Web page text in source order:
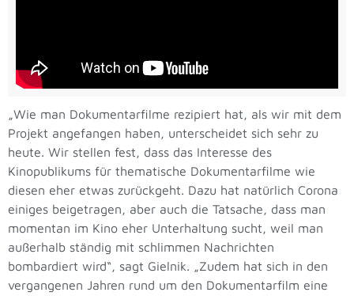
„Wie man Dokumentarfilme rezipiert hat, als wir mit dem
Projekt angefangen haben, unterscheidet sich sehr zu
heute. Wir stellen fest, dass das Interesse des
Kinopublikums für thematische Dokumentarfilme wie
diesen eher etwas zurückgeht. Dazu hat natürlich Corona
einiges beigetragen, aber auch die Tatsache, dass man
momentan im Kino eher Unterhaltung sucht, weil man
außerhalb ständig mit schlimmen Nachrichten
bombardiert wird“, sagt Gielnik. „Zudem hat sich in den
vergangenen Jahren rund um den Dokumentarfilm eine